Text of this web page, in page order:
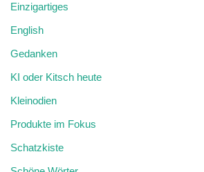
Einzigartiges
English
Gedanken
KI oder Kitsch heute
Kleinodien
Produkte im Fokus
Schatzkiste